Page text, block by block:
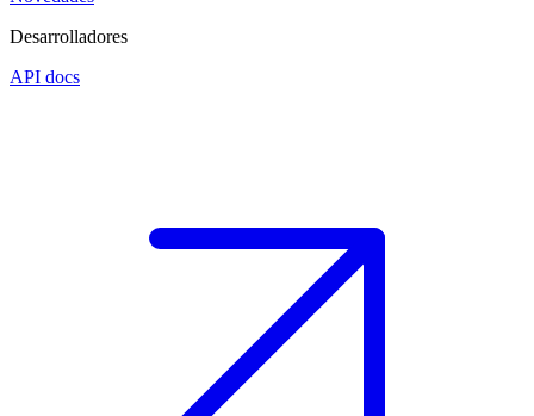
Desarrolladores
API docs